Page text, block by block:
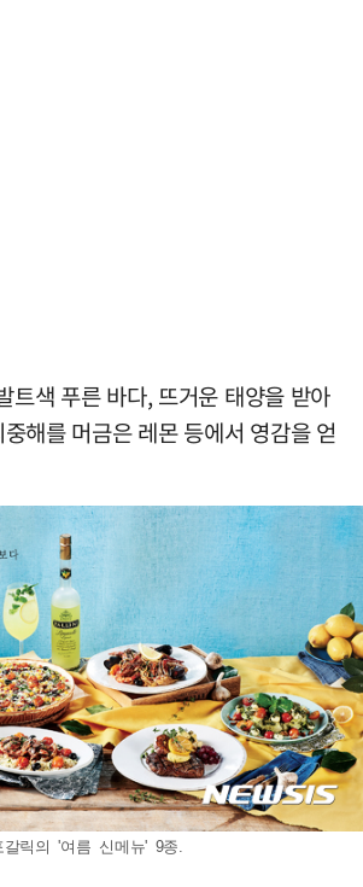
트색 푸른 바다, 뜨거운 태양을 받아
해를 머금은 레몬 등에서 영감을 얻
갈릭의 '여름 신메뉴' 9종.